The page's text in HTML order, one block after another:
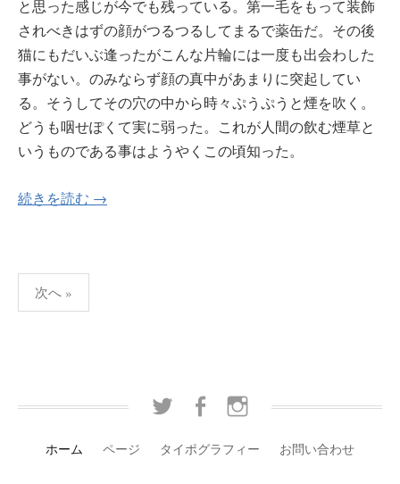
と思った感じが今でも残っている。第一毛をもって装飾
されべきはずの顔がつるつるしてまるで薬缶だ。その後
猫にもだいぶ逢ったがこんな片輪には一度も出会わした
事がない。のみならず顔の真中があまりに突起してい
る。そうしてその穴の中から時々ぷうぷうと煙を吹く。
どうも咽せぽくて実に弱った。これが人間の飲む煙草と
いうものである事はようやくこの頃知った。
続きを読む →
ビ
次へ »
i
c
s
ホーム ページ タイポグラフィー お問い合わせ